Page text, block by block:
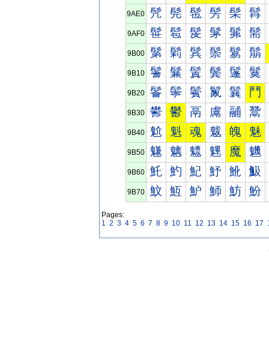
9AE0 髠 髡 髢 髣 髤 髥
9AF0 髰 髱 髲 髳 髴 髵
9B00 鬀 鬁 鬂 鬃 鬄 鬅
9B10 鬐 鬑 鬒 鬓 鬔 鬕
9B20 鬠 鬡 鬢 鬣 鬤 鬥
9B30 鬰 鬱 鬲 鬳 鬴 鬵
9B40 魀 魁 魂 魃 魄 魅
9B50 魐 魑 魒 魓 魔 魕
9B60 魠 魡 魢 魣 魤 魥
9B70 魰 魱 魲 魳 魴 魵
Pages:
1 2 3 4 5 6 7 8 9 10 11 12 13 14 15 16 17